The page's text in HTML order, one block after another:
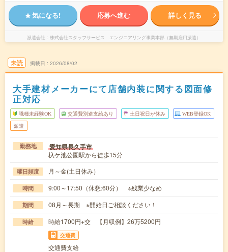
気になる! 応募へ進む 詳しく見る
派遣会社 株式会社スタッフサービス エンジニアリング事業本部（無期雇用派遣）
未読 掲載日 2026/08/02
大手建材メーカーにて店舗内装に関する図面修
正対応
職種未経験OK 交通費別途支給あり 土日祝日が休み WEB登録OK
派遣
勤務地 愛知県長久手市
杁ケ池公園駅から徒歩15分
曜日頻度 月～金(土日休み）
時間 9:00～17:50（休憩:60分） ※残業少なめ
期間 08月～長期 ※開始日ご相談ください！
時給 時給1700円+交 【月収例】26万5200円
交通費
交通費支給